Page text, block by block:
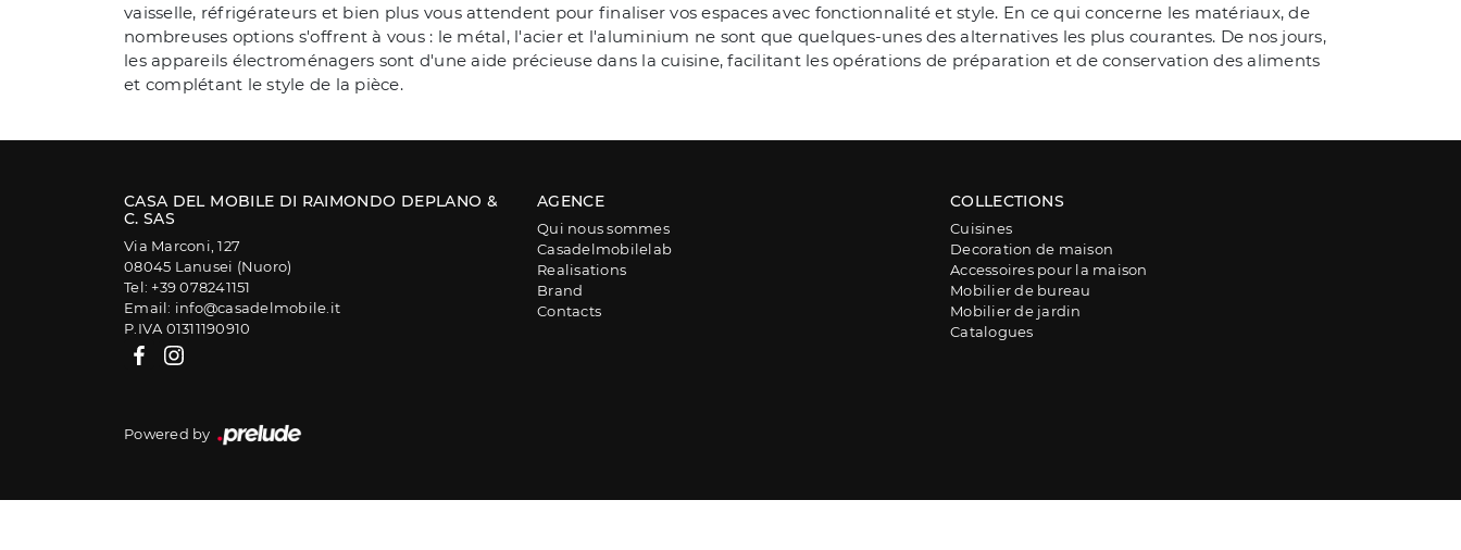
vaisselle, réfrigérateurs et bien plus vous attendent pour finaliser vos espaces avec fonctionnalité et style. En ce qui concerne les matériaux, de
nombreuses options s'offrent à vous : le métal, l'acier et l'aluminium ne sont que quelques-unes des alternatives les plus courantes. De nos jours,
les appareils électroménagers sont d'une aide précieuse dans la cuisine, facilitant les opérations de préparation et de conservation des aliments
et complétant le style de la pièce.
CASA DEL MOBILE DI RAIMONDO DEPLANO &
C. SAS
Via Marconi, 127
08045 Lanusei (Nuoro)
Tel: +39 078241151
Email: info@casadelmobile.it
P.IVA 01311190910
AGENCE
Qui nous sommes
Casadelmobilelab
Realisations
Brand
Contacts
COLLECTIONS
Cuisines
Decoration de maison
Accessoires pour la maison
Mobilier de bureau
Mobilier de jardin
Catalogues
Powered by